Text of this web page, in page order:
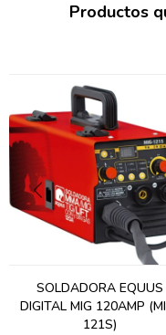
Productos
SOLDADORA EQUUS
DIGITAL MIG 120AMP
121S)